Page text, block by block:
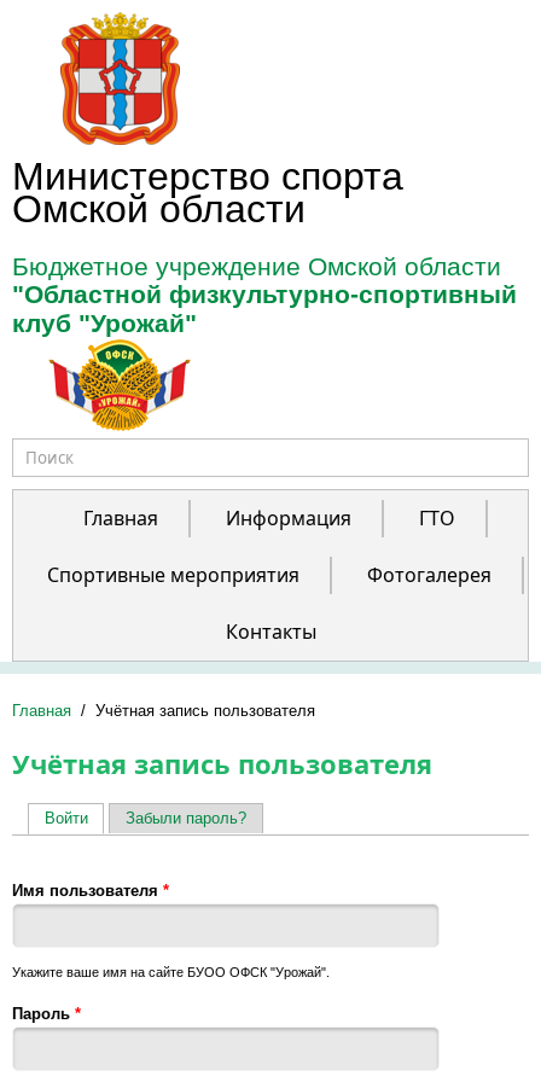
Перейти к основному содержанию
Министерство спорта
Омской области
Бюджетное учреждение Омской области
"Областной физкультурно-спортивный
клуб "Урожай"
Форма поиска
Главная
Информация ГТО
Спортивные мероприятия Фотогалерея
Контакты
Главная / Учётная запись пользователя
Учётная запись пользователя
Войти(активная вкладка)
Забыли пароль?
Имя пользователя *
Укажите ваше имя на сайте БУОО ОФСК "Урожай".
Пароль *